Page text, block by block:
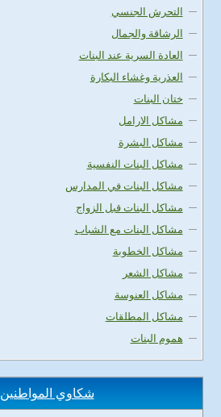
التحرش الجنسي
الرشاقة والجمال
العادة السرية عند البنات
العذرية وغشاء البكارة
ختان البنات
مشاكل الارامل
مشاكل البشرة
مشاكل البنات النفسية
مشاكل البنات في المدارس
مشاكل البنات قبل الزواج
مشاكل البنات مع الشباب
مشاكل الخطوبة
مشاكل الشعر
مشاكل العنوسة
مشاكل المطلقات
هموم البنات
شكاوي المواطنين